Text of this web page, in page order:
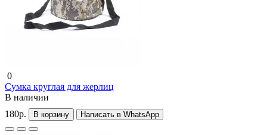
0
Сумка круглая для жерлиц
В наличии
180р.
В корзину Написать в WhatsApp